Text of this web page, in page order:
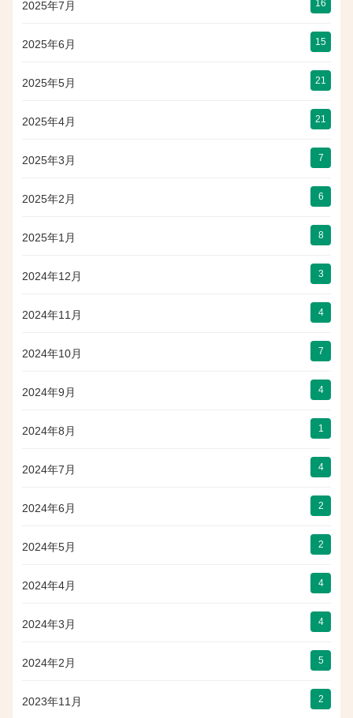
2025年7月 16
2025年6月 15
2025年5月 21
2025年4月 21
2025年3月 7
2025年2月 6
2025年1月 8
2024年12月 3
2024年11月 4
2024年10月 7
2024年9月 4
2024年8月 1
2024年7月 4
2024年6月 2
2024年5月 2
2024年4月 4
2024年3月 4
2024年2月 5
2023年11月 2